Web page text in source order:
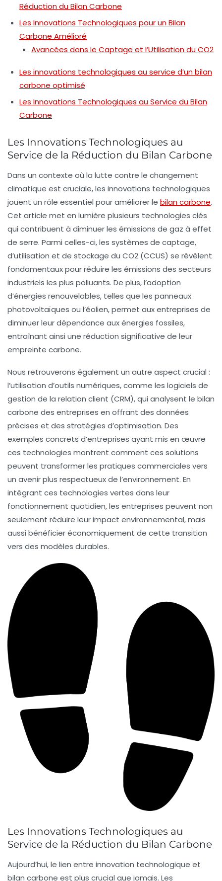
Réduction du Bilan Carbone
Les Innovations Technologiques pour un Bilan
Carbone Amélioré
Avancées dans le Captage et l’Utilisation du CO2
Les innovations technologiques au service d’un bilan
carbone optimisé
Les Innovations Technologiques au Service du Bilan
Carbone
Les Innovations Technologiques au
Service de la Réduction du Bilan Carbone
Dans un contexte où la lutte contre le changement
climatique est cruciale, les innovations technologiques
jouent un rôle essentiel pour améliorer le bilan carbone.
Cet article met en lumière plusieurs technologies clés
qui contribuent à diminuer les émissions de gaz à effet
de serre. Parmi celles-ci, les systèmes de captage,
d’utilisation et de stockage du CO2 (CCUS) se révèlent
fondamentaux pour réduire les émissions des secteurs
industriels les plus polluants. De plus, l’adoption
d’énergies renouvelables, telles que les panneaux
photovoltaïques ou l’éolien, permet aux entreprises de
diminuer leur dépendance aux énergies fossiles,
entraînant ainsi une réduction significative de leur
empreinte carbone.
Nous retrouverons également un autre aspect crucial :
l’utilisation d’outils numériques, comme les logiciels de
gestion de la relation client (CRM), qui analysent le bilan
carbone des entreprises en offrant des données
précises et des stratégies d’optimisation. Des
exemples concrets d’entreprises ayant mis en œuvre
ces technologies montrent comment ces solutions
peuvent transformer les pratiques commerciales vers
un avenir plus respectueux de l’environnement. En
intégrant ces technologies vertes dans leur
fonctionnement quotidien, les entreprises peuvent non
seulement réduire leur impact environnemental, mais
aussi bénéficier économiquement de cette transition
vers des modèles durables.
Les Innovations Technologiques au
Service de la Réduction du Bilan Carbone
Aujourd’hui, le lien entre innovation technologique et
bilan carbone est plus crucial que jamais. Les